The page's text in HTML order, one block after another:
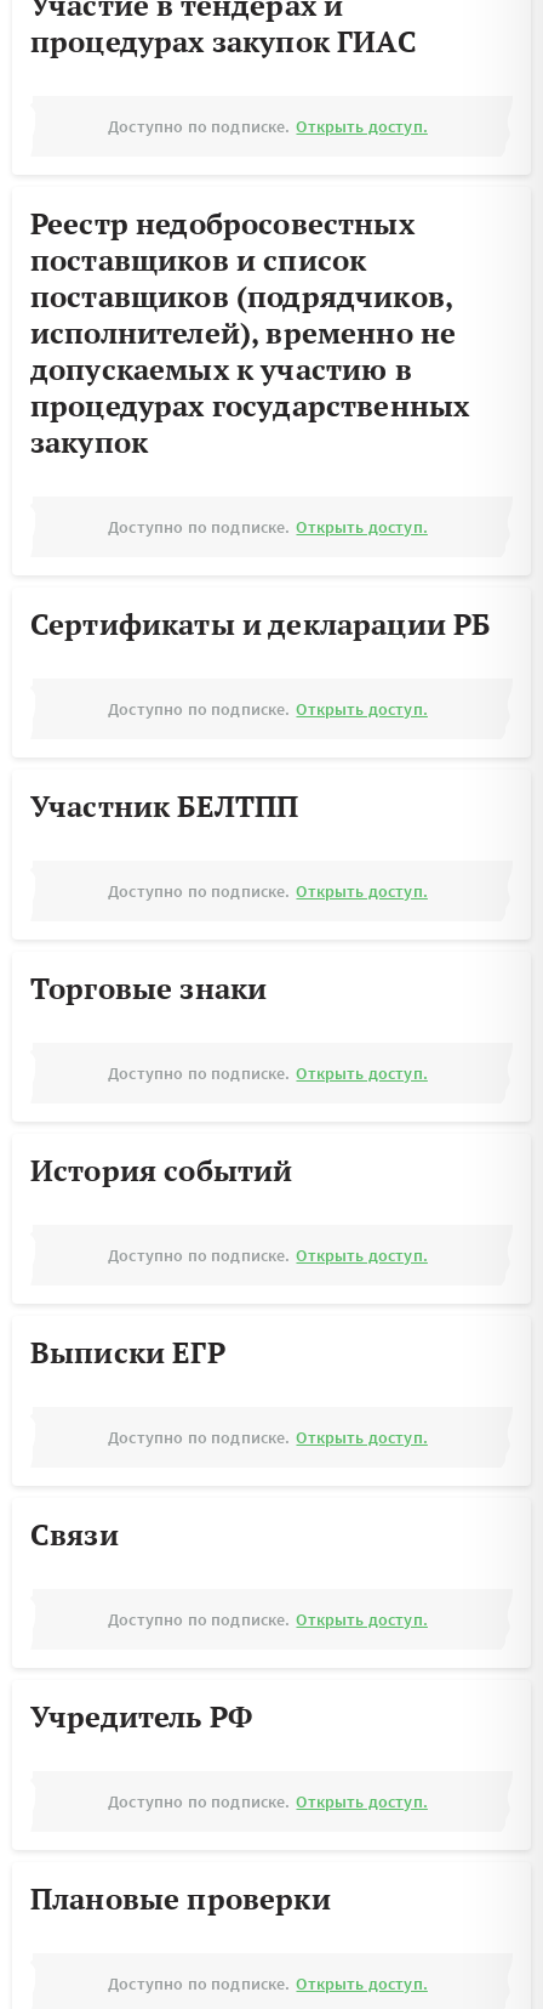
процедурах закупок ГИАС
Доступно по подписке. Открыть доступ.
Реестр недобросовестных
поставщиков и список
поставщиков (подрядчиков,
исполнителей), временно не
допускаемых к участию в
процедурах государственных
закупок
Доступно по подписке. Открыть доступ.
Сертификаты и декларации РБ
Доступно по подписке. Открыть доступ.
Участник БЕЛТПП
Доступно по подписке. Открыть доступ.
Торговые знаки
Доступно по подписке. Открыть доступ.
История событий
Доступно по подписке. Открыть доступ.
Выписки ЕГР
Доступно по подписке. Открыть доступ.
Связи
Доступно по подписке. Открыть доступ.
Учредитель РФ
Доступно по подписке. Открыть доступ.
Плановые проверки
Доступно по подписке. Открыть доступ.